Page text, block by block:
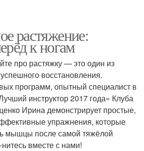
растяжение:
к ногам
про растяжку — это один из
восстановления.
программ, опытный специалист в
инструктор 2017 года» Клуба
Ирина демонстрирует простые,
упражнения, которые
мышцы после самой тяжёлой
вместе с нами!